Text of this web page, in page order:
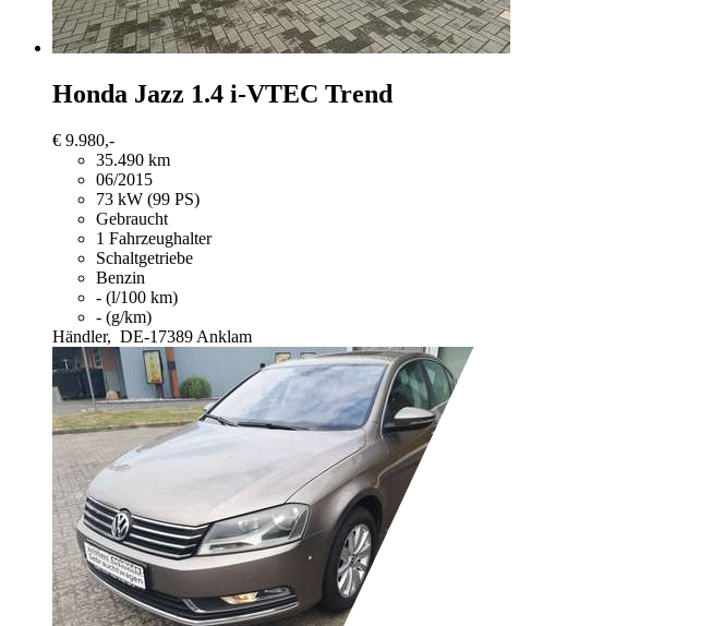
Honda Jazz 1.4 i-VTEC Trend
€ 9.980,-
35.490 km
06/2015
73 kW (99 PS)
Gebraucht
1 Fahrzeughalter
Schaltgetriebe
Benzin
- (l/100 km)
- (g/km)
Händler, DE-17389 Anklam